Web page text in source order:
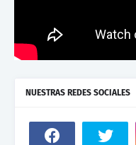
NUESTRAS REDES SOCIALES